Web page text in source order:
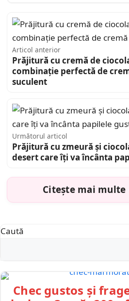
Articol anterior
Prăjitură cu cremă de
combinație perfectă de
suculent
Următorul articol
Prăjitură cu zmeură și
desert care îți va încânta
Citește mai multe
Caută
Chec gustos și